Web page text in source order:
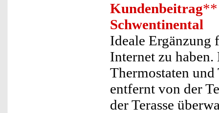
Kundenbeitrag**
Schwentinental
Ideale Ergänzung
Internet zu
Thermostaten
entfernt von der
der Terasse